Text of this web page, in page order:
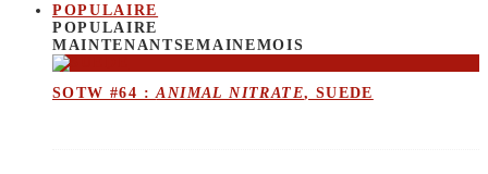
POPULAIRE
POPULAIRE
MAINTENANTSEMAINEMOIS
SOTW #64 :ANIMAL NITRATE, SUEDE